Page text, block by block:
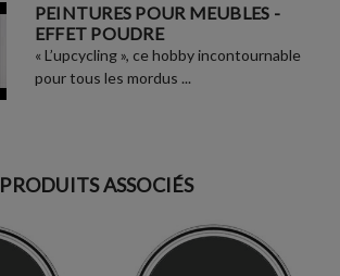
PEINTURES POUR MEUBLES -
EFFET POUDRE
« L’upcycling », ce hobby incontournable
pour tous les mordus ...
PRODUITS ASSOCIÉS